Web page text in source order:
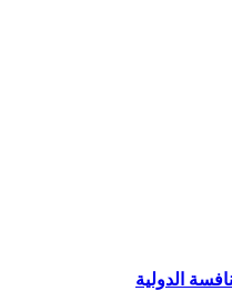
الدولية